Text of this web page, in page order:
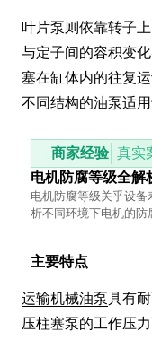
叶片泵则依靠转子
与定子间的容积变
塞在缸体内的往复
不同结构的油泵适
商家经验 真实
电机防腐等级全解
电机防腐等级关乎设
析不同环境下电机的防
主要特点
运输机械油泵具有
压柱塞泵的工作压